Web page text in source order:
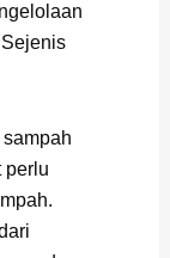
perlu